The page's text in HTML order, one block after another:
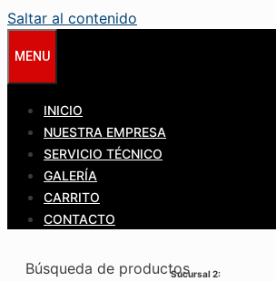
Saltar al contenido
MENU
INICIO
NUESTRA EMPRESA
SERVICIO TÉCNICO
GALERÍA
CARRITO
CONTACTO
Búsqueda de productosSucursal 2: